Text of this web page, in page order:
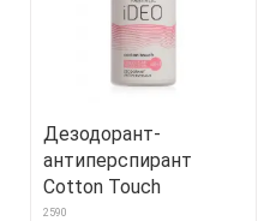
Дезодорант-
антиперспирант
Cotton Touch
2590